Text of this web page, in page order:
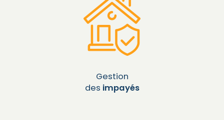
Gestion
des impayés